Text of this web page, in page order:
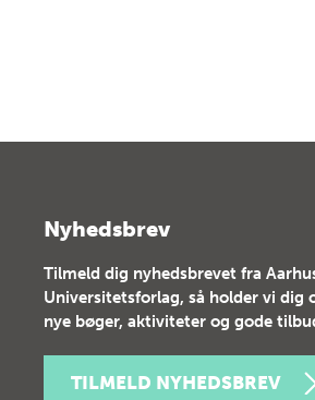
Nyhedsbrev
Tilmeld dig nyhedsbrevet fra
Universitetsforlag, så holder vi dig
nye bøger, aktiviteter og gode
TILMELD NYHEDSBREV